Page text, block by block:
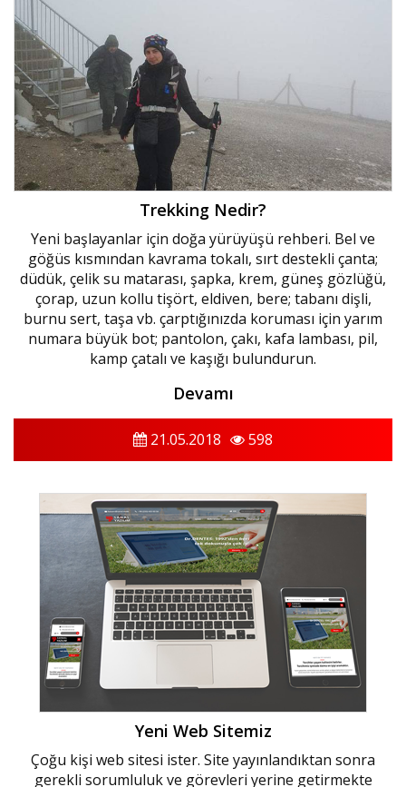
Trekking Nedir?
Yeni başlayanlar için doğa yürüyüşü rehberi. Bel ve
göğüs kısmından kavrama tokalı, sırt destekli çanta;
düdük, çelik su matarası, şapka, krem, güneş gözlüğü,
çorap, uzun kollu tişört, eldiven, bere; tabanı dişli,
burnu sert, taşa vb. çarptığınızda koruması için yarım
numara büyük bot; pantolon, çakı, kafa lambası, pil,
kamp çatalı ve kaşığı bulundurun.
Devamı
21.05.2018 598
Yeni Web Sitemiz
Çoğu kişi web sitesi ister. Site yayınlandıktan sonra
gerekli sorumluluk ve görevleri yerine getirmekte